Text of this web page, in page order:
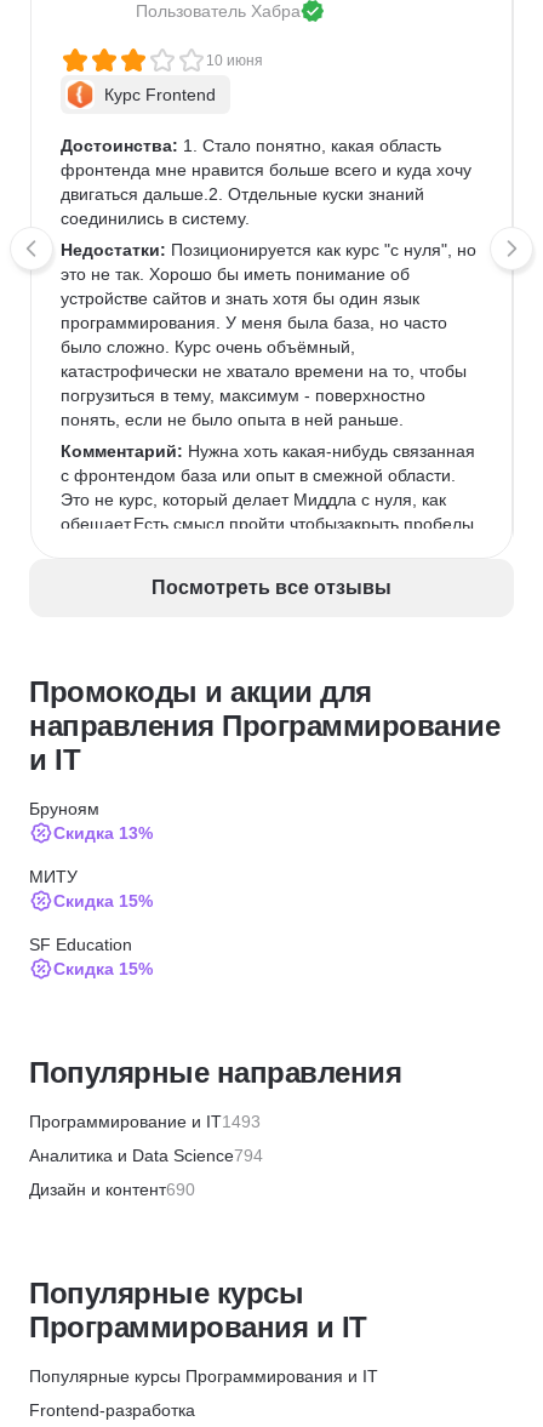
Пользователь Хабра
10 июня
Курс Frontend
Достоинства: 1. Стало понятно, какая область
фронтенда мне нравится больше всего и куда хочу
двигаться дальше.2. Отдельные куски знаний
соединились в систему.
Недостатки: Позиционируется как курс "с нуля", но
это не так. Хорошо бы иметь понимание об
устройстве сайтов и знать хотя бы один язык
программирования. У меня была база, но часто
было сложно. Курс очень объёмный,
катастрофически не хватало времени на то, чтобы
погрузиться в тему, максимум - поверхностно
понять, если не было опыта в ней раньше.
Комментарий: Нужна хоть какая-нибудь связанная
с фронтендом база или опыт в смежной области.
Это не курс, который делает Миддла с нуля, как
обещает.Есть смысл пройти чтобызакрыть пробелы
Посмотреть все отзывы
Промокоды и акции для
направления Программирование
и IT
Бруноям
Скидка 13%
МИТУ
Скидка 15%
SF Education
Скидка 15%
МИПО
BABOKSchool
Институт профессиональных квалификаций
Скидка 5%
Скидка 5%
Merion Academy
Популярные направления
Программирование и IT1493
Аналитика и Data Science794
Дизайн и контент690
Финансы и бухгалтерия656
HR и рекрутинг328
Популярные курсы
Программирования и IT
Популярные курсы Программирования и IT
Frontend-разработка